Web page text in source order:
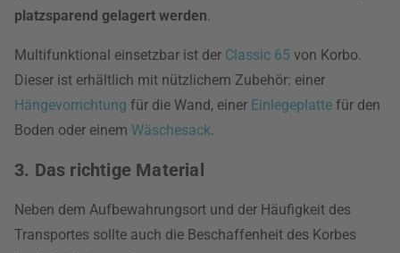
platzsparend gelagert werden.
Multifunktional einsetzbar ist der Classic 65 von Korbo.
Dieser ist erhältlich mit nützlichem Zubehör: einer
Hängevorrichtung für die Wand, einer Einlegeplatte für den
Boden oder einem Wäschesack.
3. Das richtige Material
Neben dem Aufbewahrungsort und der Häufigkeit des
Transportes sollte auch die Beschaffenheit des Korbes